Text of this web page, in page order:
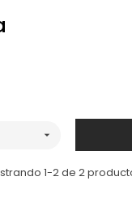

1-2 de 2